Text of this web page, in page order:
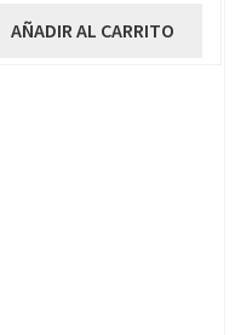
AÑADIR AL CARRITO